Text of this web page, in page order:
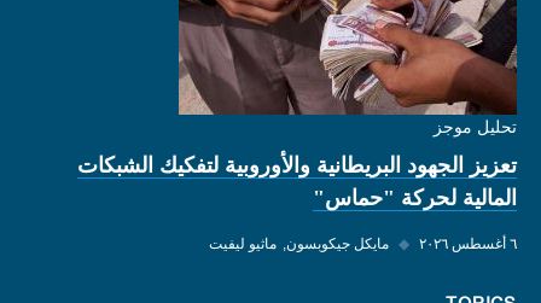
تحليل موجز
تعزيز الجهود البريطانية والأوروبية لتفكيك الشبكات
المالية لحركة "حماس"
٦ أغسطس ٢٠٢٦ ◆ مايكل جيكوبسون ماثيو ليفيت